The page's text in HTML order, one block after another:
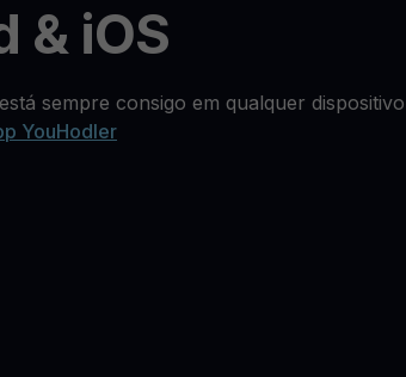
& iOS
sempre consigo em qualquer dispositivo
YouHodler